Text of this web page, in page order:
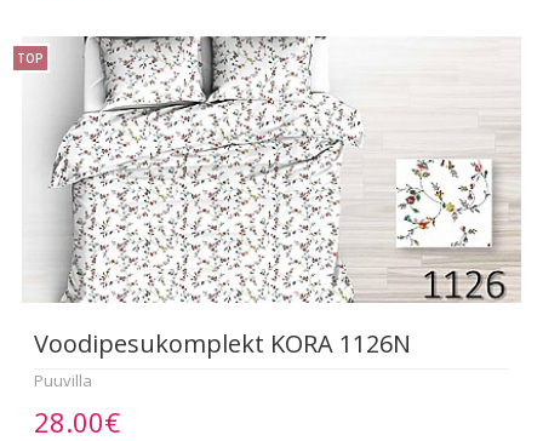
TOP
Voodipesukomplekt KORA 1126N
Puuvilla
28.00€